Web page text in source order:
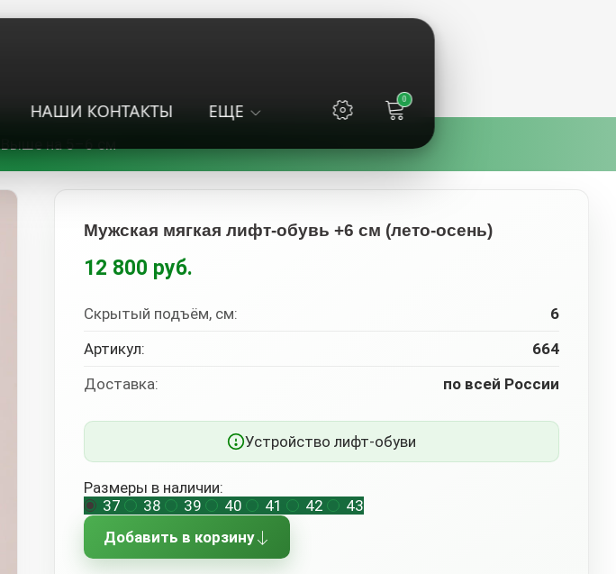
НАШИ КОНТАКТЫ ЕЩЕ
0
Выше на 5–6 см
Мужская мягкая лифт-обувь +6 см (лето-осень)
12 800 руб.
Скрытый подъём, см:
6
Артикул:
664
Доставка:
по всей России
Устройство лифт-обуви
Размеры в наличии:
37
38 39 40 41 42
43
Добавить в корзину